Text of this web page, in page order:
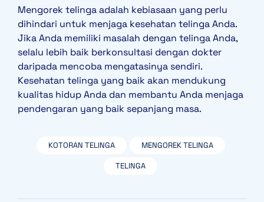
Mengorek telinga adalah kebiasaan yang perlu
dihindari untuk menjaga kesehatan telinga Anda.
Jika Anda memiliki masalah dengan telinga Anda,
selalu lebih baik berkonsultasi dengan dokter
daripada mencoba mengatasinya sendiri.
Kesehatan telinga yang baik akan mendukung
kualitas hidup Anda dan membantu Anda menjaga
pendengaran yang baik sepanjang masa.
KOTORAN TELINGA MENGOREK TELINGA
TELINGA